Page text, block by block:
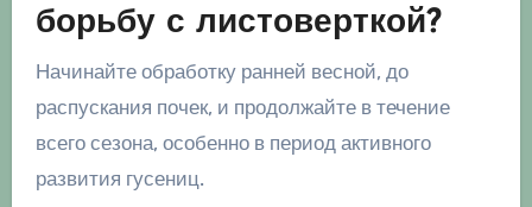
борьбу с листоверткой?
Начинайте обработку ранней весной, до
распускания почек, и продолжайте в течение
всего сезона, особенно в период активного
развития гусениц.